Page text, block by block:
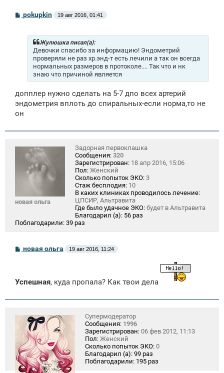
С
о
pokupkin 19 авг 2016, 01:41
Жулюшка писал(а):
Девочки спасибо за информацию! Эндометрий
проверяли не раз хр.энд-т есть лечили а так он всегда
нормальных размеров в протоколе.... Так что и нк
знаю что причиной является
допплер нужно сделать на 5-7 дпо всех артерий
эндометрия вплоть до спиральных-если норма,то не
он
новая ольга
Задорная первоклашка
Сообщения: 320
Зарегистрирован: 18 апр 2016, 15:06
Пол: Женский
Сколько попыток ЭКО: 3
Стаж бесплодия: 10
В каких клиниках проводилось лечение:
ЦПСИР, Альтравита
Где было удачное ЭКО: будет в Альтравита
Благодарил (а): 56 раз
Поблагодарили: 39 раз
С
е
новая ольга 19 авг 2016, 11:24
Успешная, куда пропала? Как твои дела
Супермодератор
Сообщения: 1996
Зарегистрирован: 06 фев 2012, 11:13
Пол: Женский
Сколько попыток ЭКО: 0
Благодарил (а): 99 раз
Поблагодарили: 195 раз